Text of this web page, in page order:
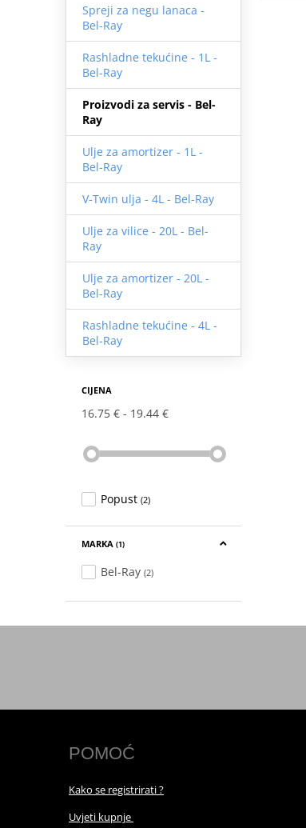
Spreji za negu lanaca -
Bel-Ray
Rashladne tekućine - 1L -
Bel-Ray
Proizvodi za servis - Bel-
Ray
Ulje za amortizer - 1L -
Bel-Ray
V-Twin ulja - 4L - Bel-Ray
Ulje za vilice - 20L - Bel-
Ray
Ulje za amortizer - 20L -
Bel-Ray
Rashladne tekućine - 4L -
Bel-Ray
CIJENA
16.75 € 19.44 €
Popust (2)
MARKA (1)
Bel-Ray (2)
POMOĆ
Kako se registrirati ?
Uvjeti kupnje